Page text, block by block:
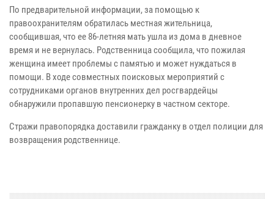
По предварительной информации, за помощью к
правоохранителям обратилась местная жительница,
сообщившая, что ее 86-летняя мать ушла из дома в дневное
время и не вернулась. Родственница сообщила, что пожилая
женщина имеет проблемы с памятью и может нуждаться в
помощи. В ходе совместных поисковых мероприятий с
сотрудниками органов внутренних дел росгвардейцы
обнаружили пропавшую пенсионерку в частном секторе.
Стражи правопорядка доставили гражданку в отдел полиции для
возвращения родственнице.